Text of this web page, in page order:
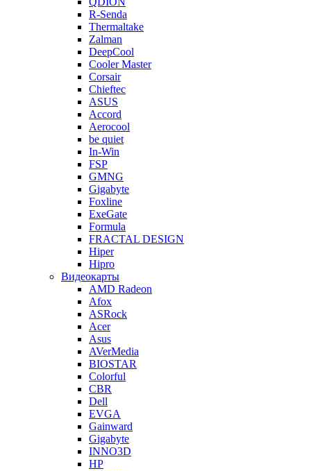
R-Senda
Thermaltake
Zalman
DeepCool
Cooler Master
Corsair
Chieftec
ASUS
Accord
Aerocool
be quiet
In-Win
FSP
GMNG
Gigabyte
Foxline
ExeGate
Formula
FRACTAL DESIGN
Hiper
Hipro
Видеокарты
AMD Radeon
Afox
ASRock
Acer
Asus
AVerMedia
BIOSTAR
Colorful
CBR
Dell
EVGA
Gainward
Gigabyte
INNO3D
HP